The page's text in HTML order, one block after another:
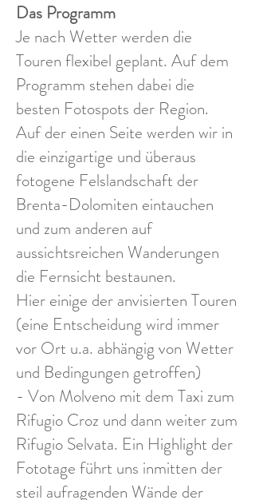
Das Programm
Je nach Wetter werden die
Touren flexibel geplant. Auf dem
Programm stehen dabei die
besten Fotospots der Region.
Auf der einen Seite werden wir in
die einzigartige und überaus
fotogene Felslandschaft der
Brenta-Dolomiten eintauchen
und zum anderen auf
aussichtsreichen Wanderungen
die Fernsicht bestaunen.
Hier einige der anvisierten Touren
(eine Entscheidung wird immer
vor Ort u.a. abhängig von Wetter
und Bedingungen getroffen)
- Von Molveno mit dem Taxi zum
Rifugio Croz und dann weiter zum
Rifugio Selvata. Ein Highlight der
Fototage führt uns inmitten der
steil aufragenden Wände der